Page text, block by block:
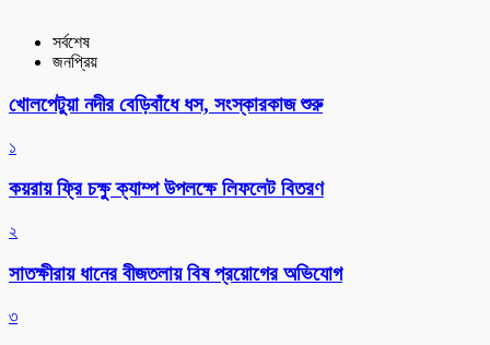
সর্বশেষ
জনপ্রিয়
খোলপেটুয়া নদীর বেড়িবাঁধে ধস, সংস্কারকাজ শুরু
১
কয়রায় ফ্রি চক্ষু ক্যাম্প উপলক্ষে লিফলেট বিতরণ
২
সাতক্ষীরায় ধানের বীজতলায় বিষ প্রয়োগের অভিযোগ
৩